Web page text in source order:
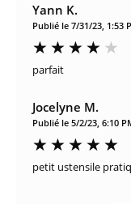
Yann K.
Publié le 7/31/23, 1:53
parfait
Jocelyne M.
Publié le 5/2/23, 6:10
petit ustensile